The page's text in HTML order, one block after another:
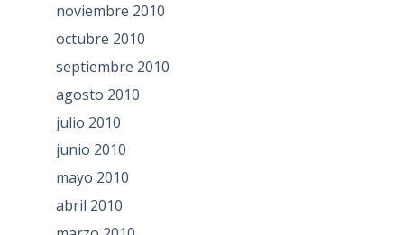
noviembre 2010
octubre 2010
septiembre 2010
agosto 2010
julio 2010
junio 2010
mayo 2010
abril 2010